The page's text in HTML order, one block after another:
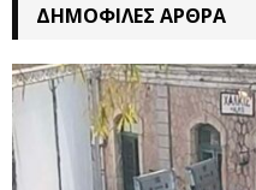
ΔΗΜΟΦΙΛΈΣ ΆΡΘΡΑ